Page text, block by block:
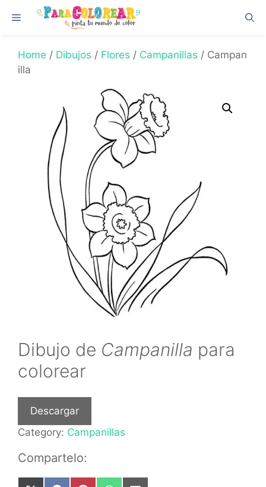
content
Menu
Home / Dibujos / Flores / Campanillas / Campan
illa
Dibujo de Campanilla para
colorear
Descargar
Category: Campanillas
Compartelo: